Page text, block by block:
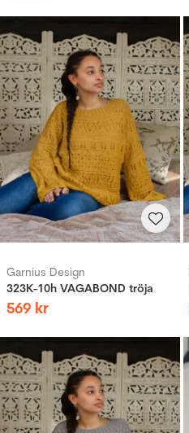
Garnius Design
323K-10h VAGABOND tröja
569 kr